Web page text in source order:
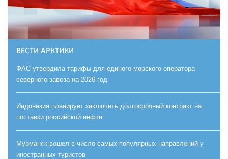
ВЕСТИ АРКТИКИ
ФАС утвердила тарифы для единого морского оператора
северного завоза на 2026 год
Индонезия планирует заключить долгосрочный контракт на
поставки российской нефти
Мурманск вошел в число самых популярных направлений у
иностранных туристов